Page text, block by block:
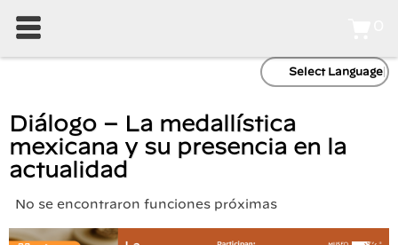
Select Language
Diálogo – La medallística
mexicana y su presencia en la
actualidad
No se encontraron funciones próximas